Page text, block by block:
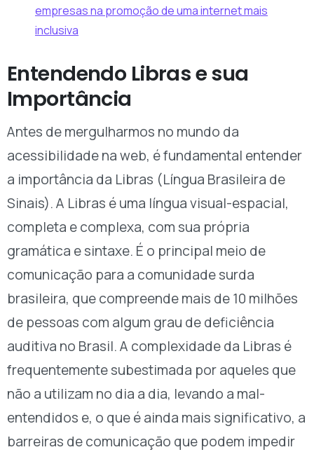
empresas na promoção de uma internet mais
inclusiva
Entendendo Libras e sua
Importância
Antes de mergulharmos no mundo da
acessibilidade na web, é fundamental entender
a importância da Libras (Língua Brasileira de
Sinais). A Libras é uma língua visual-espacial,
completa e complexa, com sua própria
gramática e sintaxe. É o principal meio de
comunicação para a comunidade surda
brasileira, que compreende mais de 10 milhões
de pessoas com algum grau de deficiência
auditiva no Brasil. A complexidade da Libras é
frequentemente subestimada por aqueles que
não a utilizam no dia a dia, levando a mal-
entendidos e, o que é ainda mais significativo, a
barreiras de comunicação que podem impedir